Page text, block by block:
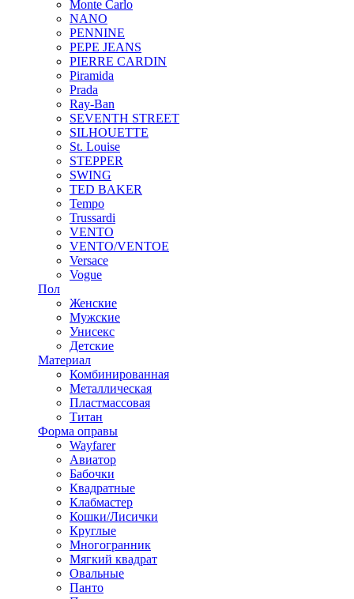
Monte Carlo
NANO
PENNINE
PEPE JEANS
PIERRE CARDIN
Piramida
Prada
Ray-Ban
SEVENTH STREET
SILHOUETTE
St. Louise
STEPPER
SWING
TED BAKER
Tempo
Trussardi
VENTO
VENTO/VENTOE
Versace
Vogue
Пол
Женские
Мужские
Унисекс
Детские
Материал
Комбинированная
Металлическая
Пластмассовая
Титан
Форма оправы
Wayfarer
Авиатор
Бабочки
Квадратные
Клабмастер
Кошки/Лисички
Круглые
Многогранник
Мягкий квадрат
Овальные
Панто